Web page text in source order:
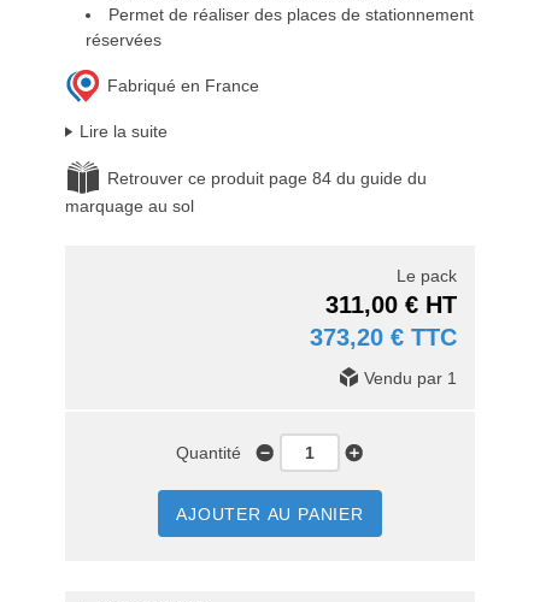
Permet de réaliser des places de stationnement
réservées
Fabriqué en France
Lire la suite
Retrouver ce produit page 84 du guide du
marquage au sol
Le pack
311,00 € HT
373,20 € TTC
Vendu par 1
Quantité
AJOUTER AU PANIER